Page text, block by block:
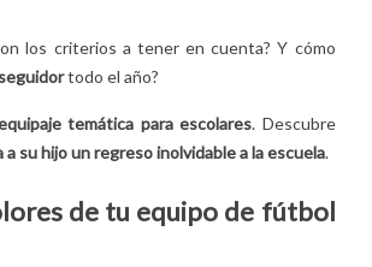
y
no
2Aimé
amuleto de la suerte, una
dama mágica y una dama
este estribillo todo el...
los criterios a tener en cuenta? Y cómo
todo el año?
temática para escolares. Descubre
a su hijo un regreso inolvidable a la escuela.
de tu equipo de fútbol